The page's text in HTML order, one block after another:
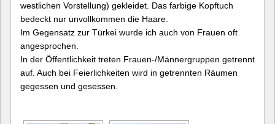
westlichen Vorstellung) gekleidet. Das farbige Kopftuch
bedeckt nur unvollkommen die Haare.
Im Gegensatz zur Türkei wurde ich auch von Frauen oft
angesprochen.
In der Öffentlichkeit treten Frauen-/Männergruppen getrennt
auf. Auch bei Feierlichkeiten wird in getrennten Räumen
gegessen und gesessen.